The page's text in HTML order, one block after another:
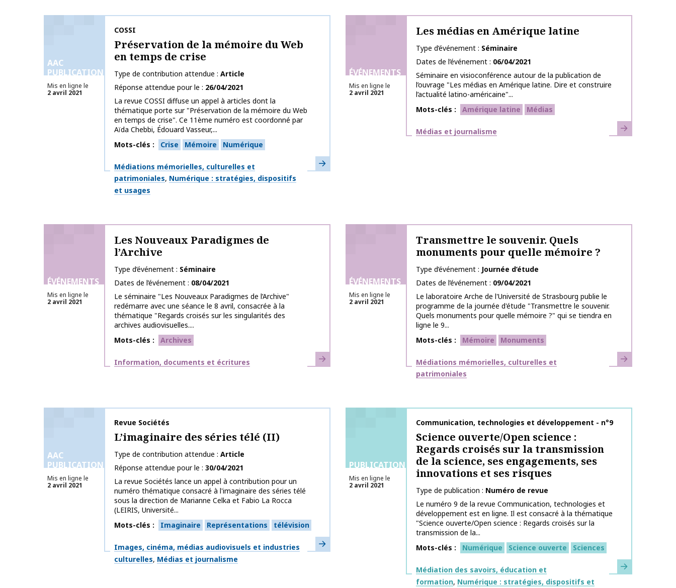
AAC
PUBLICATIONS
Mis en ligne le
2 avril 2021
Nom de la publication
COSSI
Préservation de la mémoire du Web
en temps de crise
Type de contribution attendue
Article
Réponse attendue pour le
26/04/2021
La revue COSSI diffuse un appel à articles dont la
thématique porte sur "Préservation de la mémoire du Web
en temps de crise". Ce 11ème numéro est coordonné par
Aïda Chebbi, Édouard Vasseur,...
Mots-clés
Crise Mémoire Numérique
Thématiques
Médiations mémorielles, culturelles et
patrimoniales Numérique : stratégies, dispositifs
et usages
En savoir plus
ÉVÉNEMENTS
Mis en ligne le
2 avril 2021
Les médias en Amérique latine
Type d’événement
Séminaire
Dates de l’événement
06/04/2021
Séminaire en visioconférence autour de la publication de
l’ouvrage "Les médias en Amérique latine. Dire et construire
l’actualité latino-américaine"...
Mots-clés
Amérique latine Médias
Thématiques
Médias et journalisme En savoir plus
ÉVÉNEMENTS
Mis en ligne le
2 avril 2021
Les Nouveaux Paradigmes de
l’Archive
Type d’événement
Séminaire
Dates de l’événement
08/04/2021
Le séminaire "Les Nouveaux Paradigmes de l’Archive"
redémarre avec une séance le 8 avril, consacrée à la
thématique "Regards croisés sur les singularités des
archives audiovisuelles....
Mots-clés
Archives
Thématiques
Information, documents et écritures En savoir plus
ÉVÉNEMENTS
Mis en ligne le
2 avril 2021
Transmettre le souvenir. Quels
monuments pour quelle mémoire ?
Type d’événement
Journée d’étude
Dates de l’événement
09/04/2021
Le laboratoire Arche de l'Université de Strasbourg publie le
programme de la journée d'étude "Transmettre le souvenir.
Quels monuments pour quelle mémoire ?" qui se tiendra en
ligne le 9...
Mots-clés
Mémoire Monuments
Thématiques
Médiations mémorielles, culturelles et
patrimoniales
En savoir plus
AAC
PUBLICATIONS
Mis en ligne le
2 avril 2021
Nom de la publication
Revue Sociétés
L’imaginaire des séries télé (II)
Type de contribution attendue
Article
Réponse attendue pour le
30/04/2021
La revue Sociétés lance un appel à contribution pour un
numéro thématique consacré à l'imaginaire des séries télé
sous la direction de Marianne Celka et Fabio La Rocca
(LEIRIS, Université...
Mots-clés
Imaginaire Représentations télévision
Thématiques
Images, cinéma, médias audiovisuels et industries
culturelles Médias et journalisme
En savoir plus
PUBLICATIONS
Mis en ligne le
2 avril 2021
Nom de la publication
Communication, technologies et développement - n°9
Science ouverte/Open science :
Regards croisés sur la transmission
de la science, ses engagements, ses
innovations et ses risques
Type de publication
Numéro de revue
Le numéro 9 de la revue Communication, technologies et
développement est en ligne. Il est consacré à la thématique
"Science ouverte/Open science : Regards croisés sur la
transmission de la...
Mots-clés
Numérique Science ouverte Sciences
Thématiques
Médiation des savoirs, éducation et
formation Numérique : stratégies, dispositifs et
En savoir plus